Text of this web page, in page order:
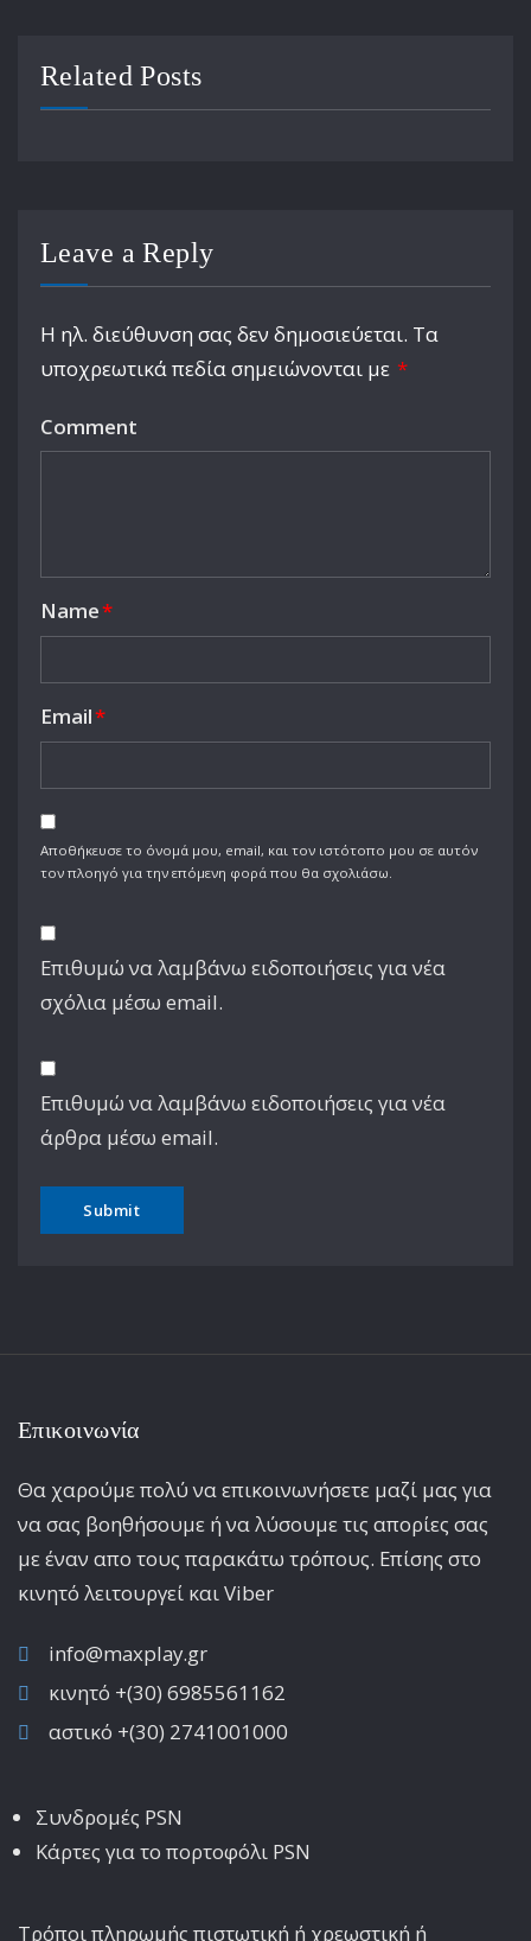
Related Posts
Leave a Reply
Η ηλ. διεύθυνση σας δεν δημοσιεύεται. Τα
υποχρεωτικά πεδία σημειώνονται με *
Comment
Name*
Email*
Αποθήκευσε το όνομά μου, email, και τον ιστότοπο μου σε αυτόν
τον πλοηγό για την επόμενη φορά που θα σχολιάσω.
Επιθυμώ να λαμβάνω ειδοποιήσεις για νέα
σχόλια μέσω email.
Επιθυμώ να λαμβάνω ειδοποιήσεις για νέα
άρθρα μέσω email.
Επικοινωνία
Θα χαρούμε πολύ να επικοινωνήσετε μαζί μας για
να σας βοηθήσουμε ή να λύσουμε τις απορίες σας
με έναν απο τους παρακάτω τρόπους. Επίσης στο
κινητό λειτoυργεί και Viber
info@maxplay.gr
κινητό +(30) 6985561162
αστικό +(30) 2741001000
Συνδρομές PSN
Κάρτες για το πορτοφόλι PSN
Τρόποι πληρωμής πιστωτική ή χρεωστική ή